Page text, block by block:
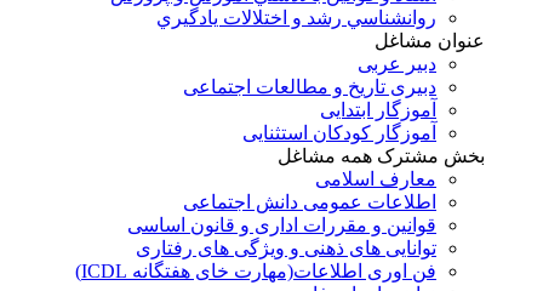
روانشناسي رشد و اختلالات يادگيري
عنوان مشاغل
دبير عربی
دبیری تاریخ و مطالعات اجتماعی
آموزگار ابتدایی
آموزگار کودکان استثنایی
بخش مشترک همه مشاغل
معارف اسلامی
اطلاعات عمومی دانش اجتماعی
قوانین و مقررات اداری و قانون اساسی
توانایی های ذهنی و ویژگی های رفتاری
فن اوری اطلاعات(مهارت خای هفتگانه ICDL)